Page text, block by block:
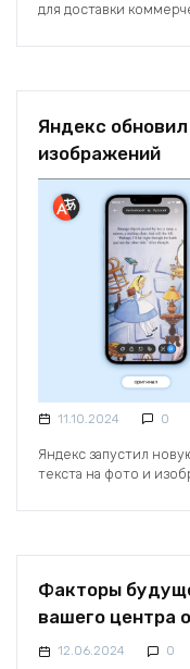
для доставки
Яндекс
изображений
11.10.2024 0
Яндекс запустил
текста на фото и
Факторы
вашего центра
12.06.2024 0